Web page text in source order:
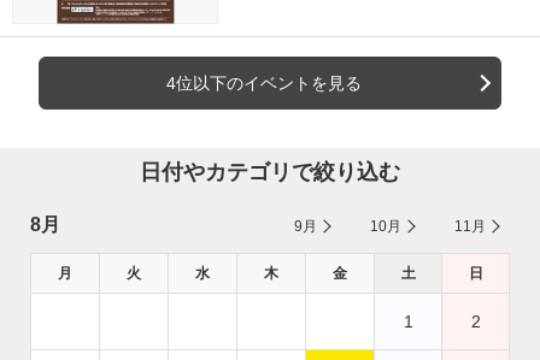
4位以下のイベントを見る
日付やカテゴリで絞り込む
8月 9月 10月 11月
月 火 水 木 金 土 日
1 2